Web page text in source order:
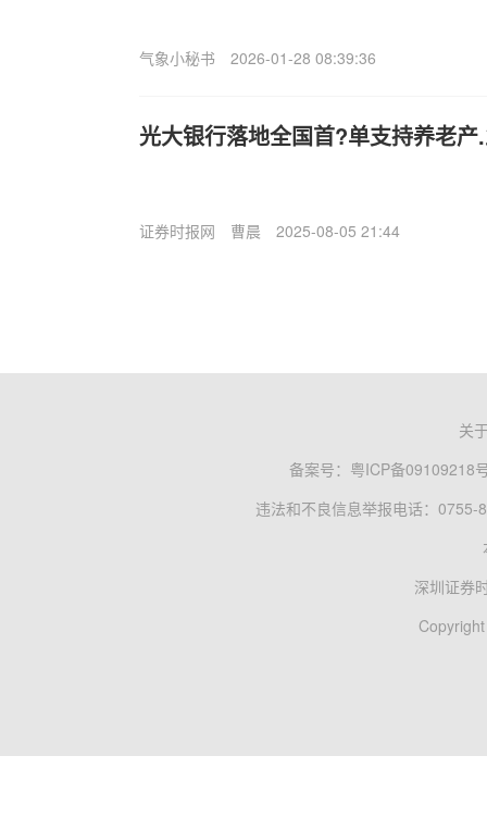
气象小秘书 2026-01-28 08:39:36
光大银行落地全国首?单支持养老
证券时报网 曹晨 2025-08-05 21:44
关
备案号： 粤ICP备09109218
违法和不良信息举报电话：0755-
深圳证券